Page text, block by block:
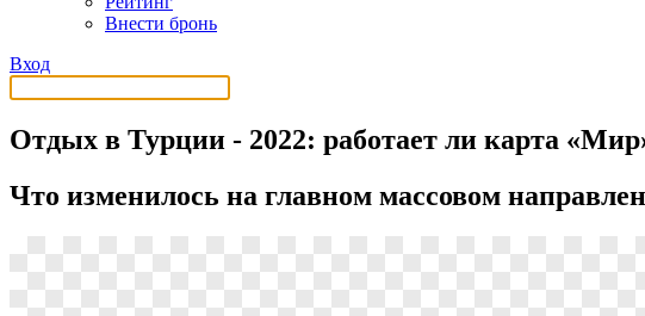
Внести бронь
Вход
Отдых в Турции - 2022: работает ли карта
Что изменилось на главном массовом